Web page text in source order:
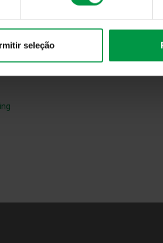
seleção
pessoal;
imgainfo@imga.pt
a situação e adotará as medidas